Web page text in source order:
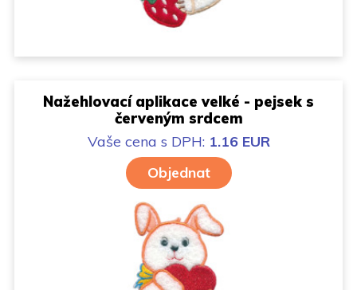
Nažehlovací aplikace velké - pejsek s
červeným srdcem
Vaše cena s DPH: 1.16 EUR
Objednat